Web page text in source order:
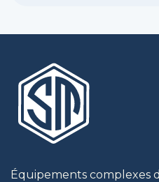
Équipements complexes